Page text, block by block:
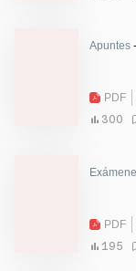
Apuntes
PDF
300
PDF
195